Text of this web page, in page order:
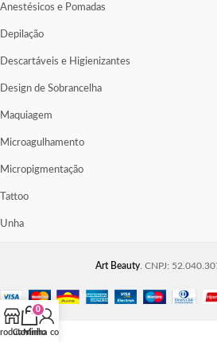
Anestésicos e Pomadas
Depilação
Descartáveis e Higienizantes
Design de Sobrancelha
Maquiagem
Microagulhamento
Micropigmentação
Tattoo
Unha
Art Beauty. CNPJ:
0
Carrinho
Minha conta